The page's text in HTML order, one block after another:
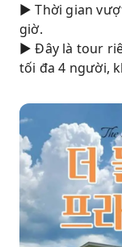
▶ Thời gian
giờ.
▶ Đây là tour
tối đa 4 người,